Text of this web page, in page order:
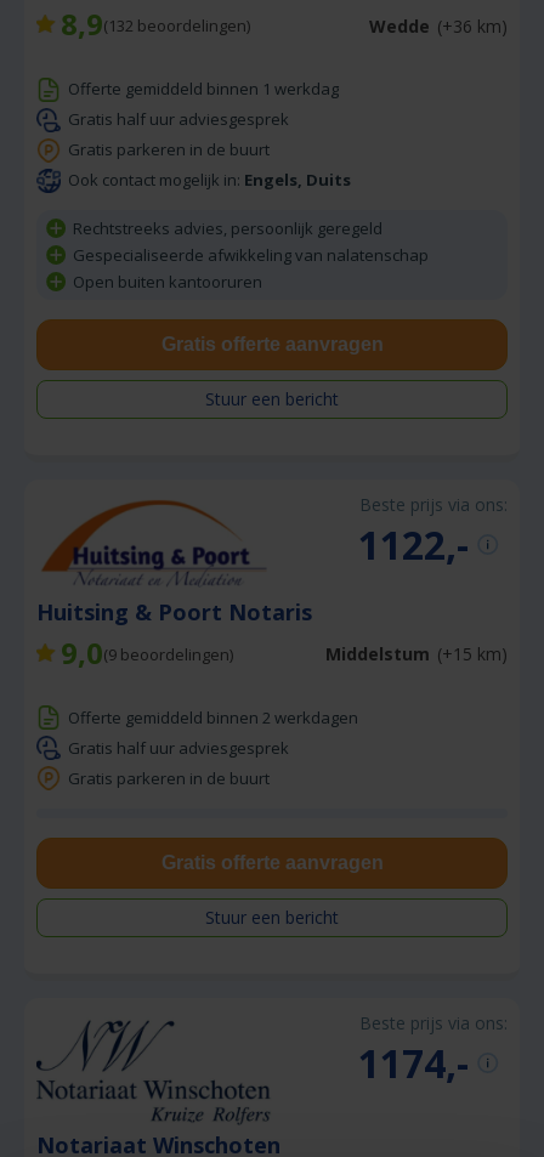
8,9(132 beoordelingen) Wedde (+36 km)
Offerte gemiddeld binnen 1 werkdag
Gratis half uur adviesgesprek
Gratis parkeren in de buurt
Ook contact mogelijk in: Engels, Duits
Rechtstreeks advies, persoonlijk geregeld
Gespecialiseerde afwikkeling van nalatenschap
Open buiten kantooruren
Gratis offerte aanvragen
Stuur een bericht
Beste prijs via ons:
1122,-
Huitsing & Poort Notaris
9,0(9 beoordelingen) Middelstum (+15 km)
Offerte gemiddeld binnen 2 werkdagen
Gratis half uur adviesgesprek
Gratis parkeren in de buurt
Gratis offerte aanvragen
Stuur een bericht
Beste prijs via ons:
1174,-
Notariaat Winschoten